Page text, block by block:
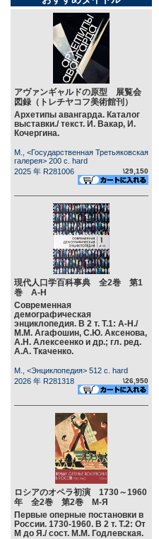
アヴァンギャルドの原型 展覧会
図録（トレチヤコフ美術館刊）
Архетипы авангарда. Каталог
выставки./ текст. И. Вакар, И.
Кочергина.
М., <Государственная Третьяковская
галерея> 200 c. hard
2025 年 R281006
\29,150
現代人口学百科事典 全2巻 第1
巻 А-Н
Современная
демографическая
энциклопедия. В 2 т. Т.1: А-Н./
М.М. Агафошин, С.Ю. Аксенова,
А.Н. Алексеенко и др.; гл. ред.
А.А. Ткаченко.
М., <Энциклопедия> 512 c. hard
2026 年 R281318
\26,950
ロシアのオペラ初演 1730～1960
年 全2巻 第2巻 М-Я
Первые оперные постановки в
России. 1730-1960. В 2 т. Т.2: От
М до Я./ сост. М.М. Годлевская.